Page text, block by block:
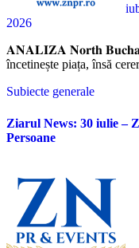
2026
𝐀𝐍𝐀𝐋𝐈𝐙𝐀 𝐍𝐨𝐫𝐭𝐡 𝐁𝐮𝐜𝐡𝐚𝐫𝐞𝐬𝐭 𝐈𝐧𝐯𝐞𝐬𝐭𝐦𝐞𝐧𝐭𝐬 | Blocajul de la ANCPI
încetinește piața, însă
Subiecte generale
Ziarul News: 30 iulie –
Persoane